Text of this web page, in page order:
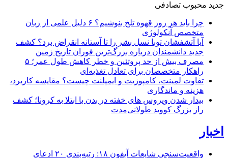
جدید محبوب تصادفی
چرا باید هر روز قهوه تلخ بنوشیم؟ ۶ دلیل علمی از زبان
متخصص آنکولوژی
آیا آتشفشان توبا نسل بشر را تا آستانه انقراض برد؟ کشف
جدید دانشمندان درباره بزرگ‌ترین فوران تاریخ زمین
مصرف بیش از حد پروتئین و خطر کاهش طول عمر؛ ۵
راهکار متخصصان برای تعادل تغذیه‌ای
تفاوت لمینت، کامپوزیت و ایمپلنت چیست؟ مقایسه کاربرد،
هزینه و ماندگاری
بیدار شدن ویروس‌ های خفته در بدن با ابتلا به کرونا؛ کشف
راز بزرگ کووید طولانی‌مدت
اخبار
واقعیت‌سنجی شایعات آیفون ۱۸: رتبه‌بندی ۲۰ ادعای